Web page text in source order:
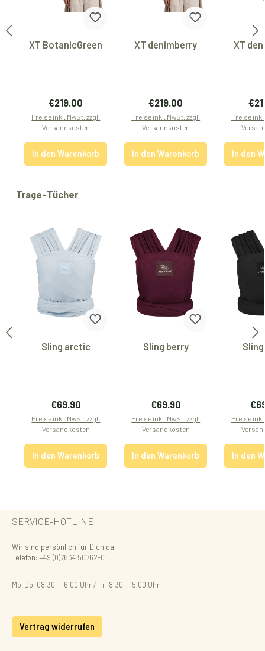
XT BotanicGreen
Regulärer Preis:
€219.00
Preise inkl. MwSt. zzgl.
Versandkosten
In den Warenkorb
XT denimberry
Regulärer Preis:
€219.00
Preise inkl. MwSt. zzgl.
Versandkosten
In den Warenkorb
XT
Preise
In den
Produktgalerie überspringen
Trage-Tücher
Sling arctic
Regulärer Preis:
€69.90
Preise inkl. MwSt. zzgl.
Versandkosten
In den Warenkorb
Sling berry
Regulärer Preis:
€69.90
Preise inkl. MwSt. zzgl.
Versandkosten
In den Warenkorb
Preise
In den
SERVICE-HOTLINE
Wir sind persönlich für Dich da:
Telefon: +49 (0)7634 50762-01
Mo-Do: 08:30 - 16:00 Uhr / Fr: 8:30 - 15.00 Uhr
Vertrag widerrufen